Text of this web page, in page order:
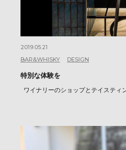
2019.05.21
BAR&WHISKY
DESIGN
特別な体験を
ワイナリーのショップとテイステ